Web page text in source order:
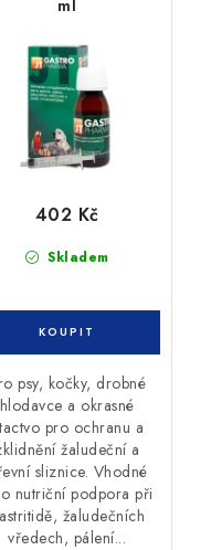
ml
Skladem
402 Kč
psy, kočky, drobné
hlodavce a okrasné
pro ochranu a
žaludeční a
sliznice. Vhodné
nutriční podpora při
žaludečních
vředech, pálení...